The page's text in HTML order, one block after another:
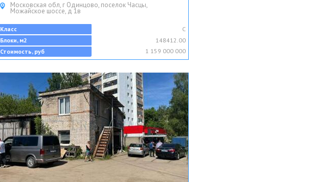
Московская обл, г Одинцово, поселок Часцы,
Можайское шоссе, д 1в
Класс
C
Блоки, м2
148412.00
Стоимость, руб
1 159 000 000